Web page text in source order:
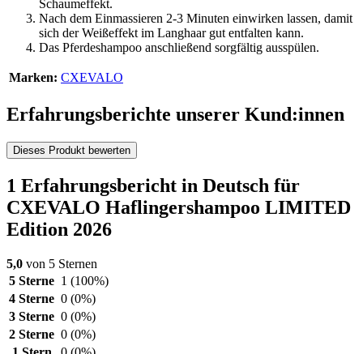
Schaumeffekt.
Nach dem Einmassieren 2-3 Minuten einwirken lassen, damit
sich der Weißeffekt im Langhaar gut entfalten kann.
Das Pferdeshampoo anschließend sorgfältig ausspülen.
Marken: CXEVALO
Erfahrungsberichte unserer Kund:innen
Dieses Produkt bewerten
1 Erfahrungsbericht in Deutsch für
CXEVALO Haflingershampoo LIMITED
Edition 2026
5,0 von 5 Sternen
5 Sterne 1 (100%)
4 Sterne 0 (0%)
3 Sterne 0 (0%)
2 Sterne 0 (0%)